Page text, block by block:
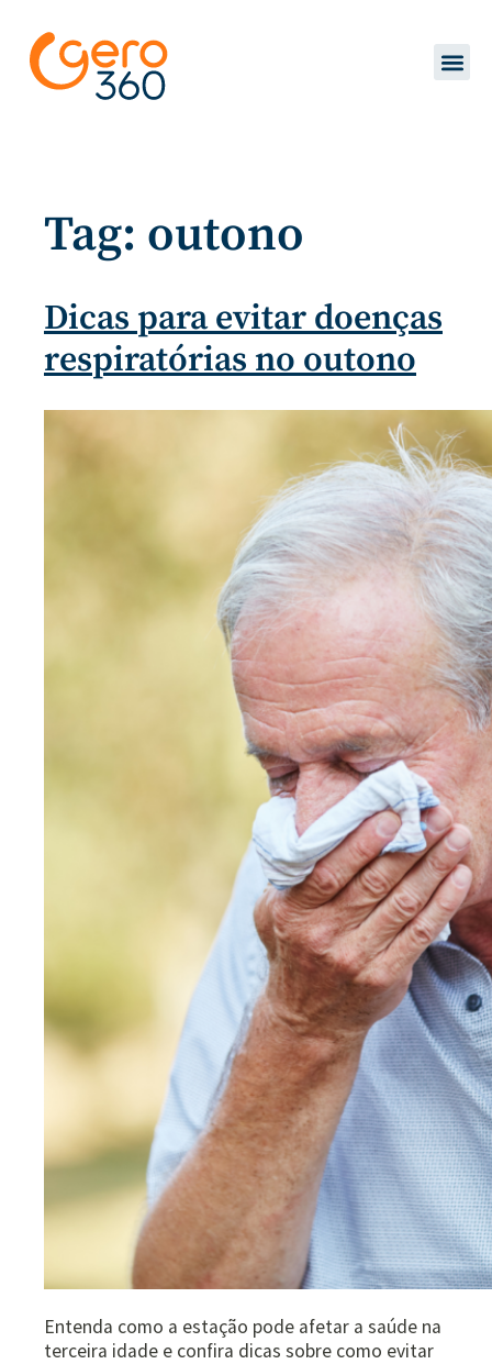
Tag: outono
Dicas para evitar doenças
respiratórias no outono
Entenda como a estação pode afetar a saúde na
terceira idade e confira dicas sobre como evitar